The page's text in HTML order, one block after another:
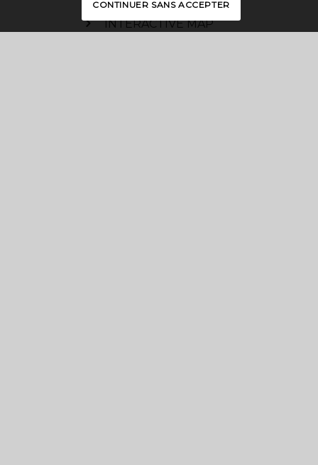
INTERACTIVE MAP
CONTINUER SANS ACCEPTER